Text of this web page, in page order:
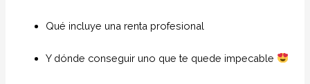
Qué incluye una renta profesional
Y dónde conseguir uno que te quede impecable